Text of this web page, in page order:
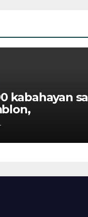
kabahayan sa
sa ilalim ng